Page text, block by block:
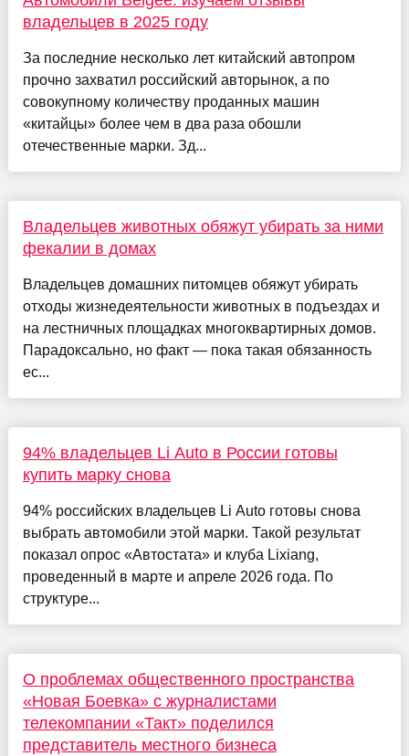
владельцев в 2025 году
За последние несколько лет китайский автопром
прочно захватил российский авторынок, а по
совокупному количеству проданных машин
«китайцы» более чем в два раза обошли
отечественные марки. Зд...
Владельцев животных обяжут убирать за ними
фекалии в домах
Владельцев домашних питомцев обяжут убирать
отходы жизнедеятельности животных в подъездах и
на лестничных площадках многоквартирных домов.
Парадоксально, но факт — пока такая обязанность
ес...
94% владельцев Li Auto в России готовы
купить марку снова
94% российских владельцев Li Auto готовы снова
выбрать автомобили этой марки. Такой результат
показал опрос «Автостата» и клуба Lixiang,
проведенный в марте и апреле 2026 года. По
структуре...
О проблемах общественного пространства
«Новая Боевка» с журналистами
телекомпании «Такт» поделился
представитель местного бизнеса